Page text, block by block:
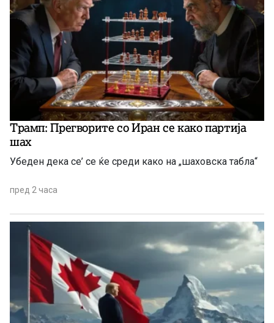
Трамп: Прегворите со Иран се како партија
шах
Убеден дека се’ се ќе среди како на „шаховска табла“
пред 2 часа